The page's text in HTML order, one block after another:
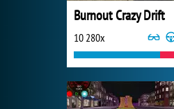
Burnout Crazy Drift
10 280x